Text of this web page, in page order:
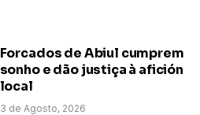
Forcados de Abiul cumprem
sonho e dão justiça à afición
local
3 de Agosto, 2026